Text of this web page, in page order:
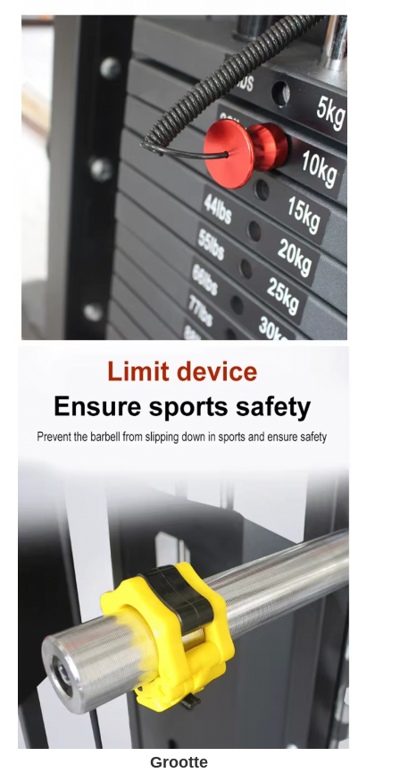
Grootte